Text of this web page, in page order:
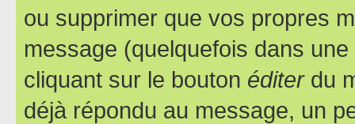
ou supprimer que vos propres
message (quelquefois dans
cliquant sur le bouton éditerdu
déjà répondu au message, un